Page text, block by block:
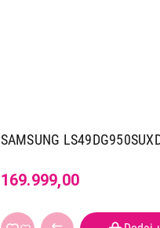
SAMSUNG
169.999,00